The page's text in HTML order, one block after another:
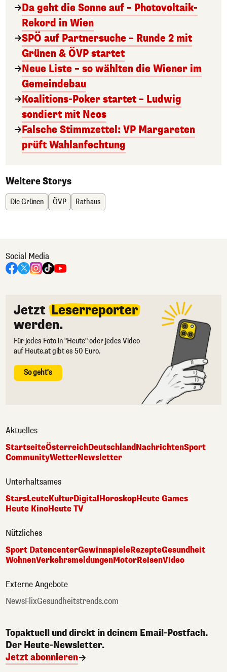
Da geht die Sonne auf – Photovoltaik-
Rekord in Wien
SPÖ auf Partnersuche – Runde 2 mit
Grünen & ÖVP startet
Neue Liste – so wählten die Wiener im
Gemeindebau
Koalitions-Poker startet – Ludwig
sondiert mit Neos
Falsche Stimmzettel: VP Margareten
prüft Wahlanfechtung
Weitere Storys
Die Grünen ÖVP Rathaus
Social Media
Jetzt Leserreporter
werden.
Für jedes Foto in "Heute" oder jedes Video
auf Heute.at gibt es 50 Euro.
So geht's
Aktuelles
StartseiteÖsterreichDeutschlandNachrichtenSport
CommunityWetterNewsletter
Unterhaltsames
StarsLeuteKulturDigitalHoroskopHeute Games
Heute KinoHeute TV
Nützliches
Sport DatencenterGewinnspieleRezepteGesundheit
WohnenVerkehrsmeldungenMotorReisenVideo
Externe Angebote
NewsFlixGesundheitstrends.com
Topaktuell und direkt in deinem Email-Postfach.
Der Heute-Newsletter.
Jetzt abonnieren